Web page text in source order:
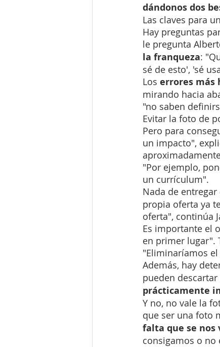
dándonos dos
Las claves para
Hay preguntas
le pregunta
la franqueza:
sé de esto', 'sé
Los errores más
mirando hacia
"no saben
Evitar la foto de
Pero para
un impacto",
"Por ejemplo,
un currículum".
Nada de
propia oferta ya
oferta", continúa
Es importante el
en primer lugar".
"Eliminaríamos
Además, hay
pueden
prácticamente
Y no, no vale la
que ser una foto
falta que se nos
consigamos o no